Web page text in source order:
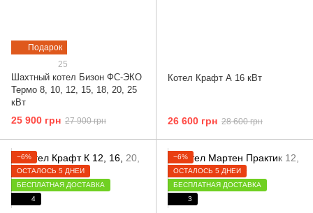
Подарок
25
Шахтный котел Бизон ФС-ЭКО
Термо 8, 10, 12, 15, 18, 20, 25
кВт
25 900 грн 27 900 грн
Котел Крафт А 16 кВт
26 600 грн 28 600 грн
−6%
ОСТАЛОСЬ 5 ДНЕЙ
БЕСПЛАТНАЯ ДОСТАВКА
4
−6%
ОСТАЛОСЬ 5 ДНЕЙ
БЕСПЛАТНАЯ ДОСТАВКА
3